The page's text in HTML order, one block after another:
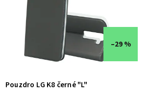
–29 %
Pouzdro LG K8 černé "L"